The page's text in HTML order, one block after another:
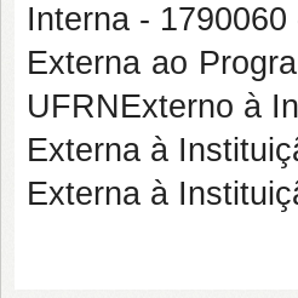
Interna -
Externa ao
UFRNExterno à
Externa à
Externa à